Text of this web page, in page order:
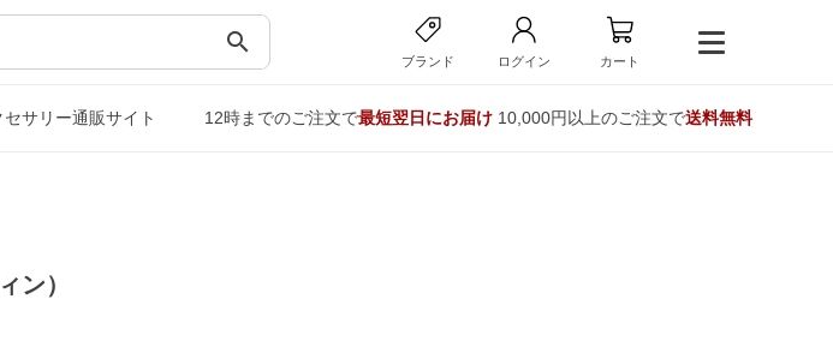
search
ブランド ログイン カート
サリー通販サイト 12時までのご注文で最短翌日にお届け10,000円以上のご注文で送料無料
ン）